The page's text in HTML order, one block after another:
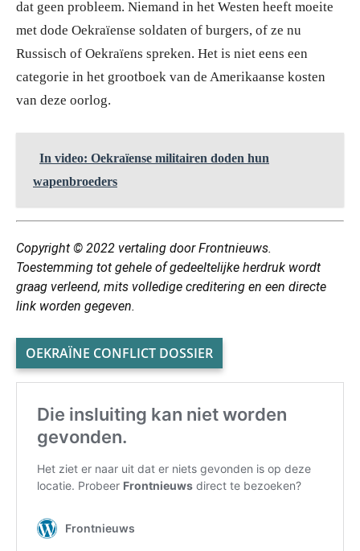
dat geen probleem. Niemand in het Westen heeft moeite
met dode Oekraïense soldaten of burgers, of ze nu
Russisch of Oekraïens spreken. Het is niet eens een
categorie in het grootboek van de Amerikaanse kosten
van deze oorlog.
In video: Oekraïense militairen doden hun
wapenbroeders
Copyright © 2022 vertaling door Frontnieuws.
Toestemming tot gehele of gedeeltelijke herdruk wordt
graag verleend, mits volledige creditering en een directe
link worden gegeven.
OEKRAÏNE CONFLICT DOSSIER